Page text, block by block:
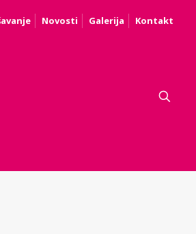
Novosti Galerija Kontakt